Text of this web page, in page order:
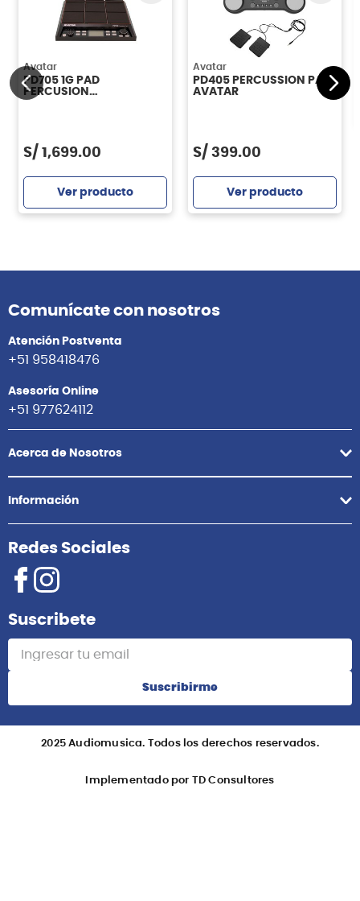
Avatar
PD705 1G PAD
PERCUSION
ELECTRONICA AVATAR
S/ 1,699.00
Ver producto
Avatar
PD405 PERCUSSION PAD
AVATAR
S/ 399.00
Ver producto
Comunícate con nosotros
Atención Postventa
+51 958418476
Asesoría Online
+51 977624112
Acerca de Nosotros
Información
Redes Sociales
Suscribete
Suscribirme
2025 Audiomusica. Todos los derechos reservados.
Implementado por TD Consultores